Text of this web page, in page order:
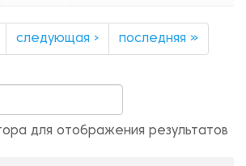
следующая › последняя »
для отображения результатов